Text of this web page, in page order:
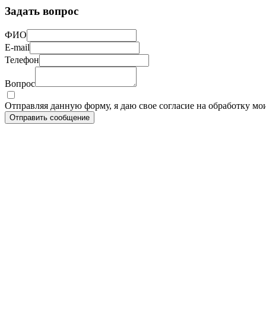
Задать вопрос
ФИО
E-mail
Телефон
Вопрос
Отправляя данную форму, я даю свое согласие на обработку
Отправить сообщение